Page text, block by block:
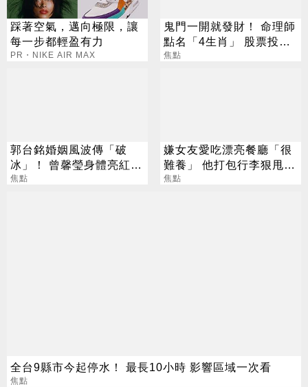
踩著空氣，邁向極限，讓
每一步都輕盈有力
PR・NIKE AIR MAX
鬼門一開就發財！ 命理師
點名「4生肖」 股票投資
大翻身
焦點
郭台銘婚姻風波傳「破
冰」！ 曾馨瑩身體亮紅燈
18年婚姻驚傳出現轉機
焦點
嫌女友愛吃漂亮餐廳「很
難養」 他打包行李狠甩
網搖頭：你適合單身
焦點
全台9縣市今起停水！ 最長10小時 影響區域一次看
焦點